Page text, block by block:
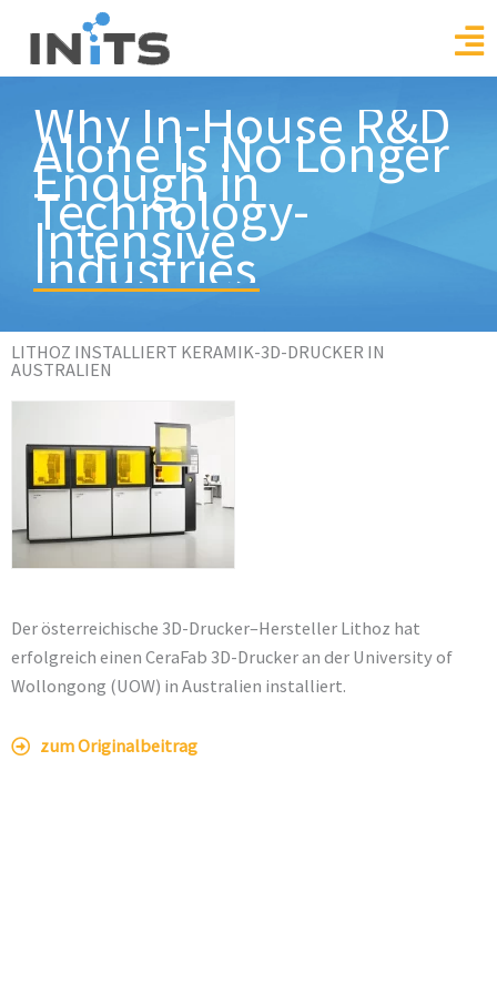
content
Why In-House R&D
Alone Is No Longer
Enough in
Technology-
Intensive
Industries
LITHOZ INSTALLIERT KERAMIK-3D-DRUCKER IN
AUSTRALIEN
Der österreichische 3D-Drucker–Hersteller Lithoz hat
erfolgreich einen CeraFab 3D-Drucker an der University of
Wollongong (UOW) in Australien installiert.
zum Originalbeitrag